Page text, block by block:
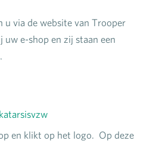
u via de website van Trooper
e-shop en zij staan een
en klikt op het logo. Op deze